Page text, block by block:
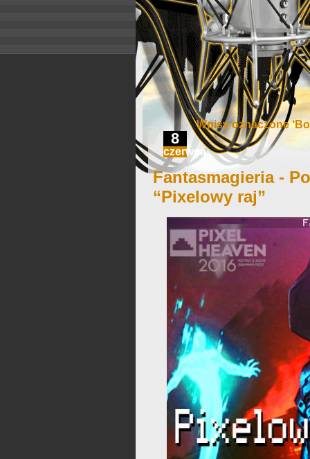
Wpisy oznaczone
8
czerwca
Fantasmagieria -
“Pixelowy raj”